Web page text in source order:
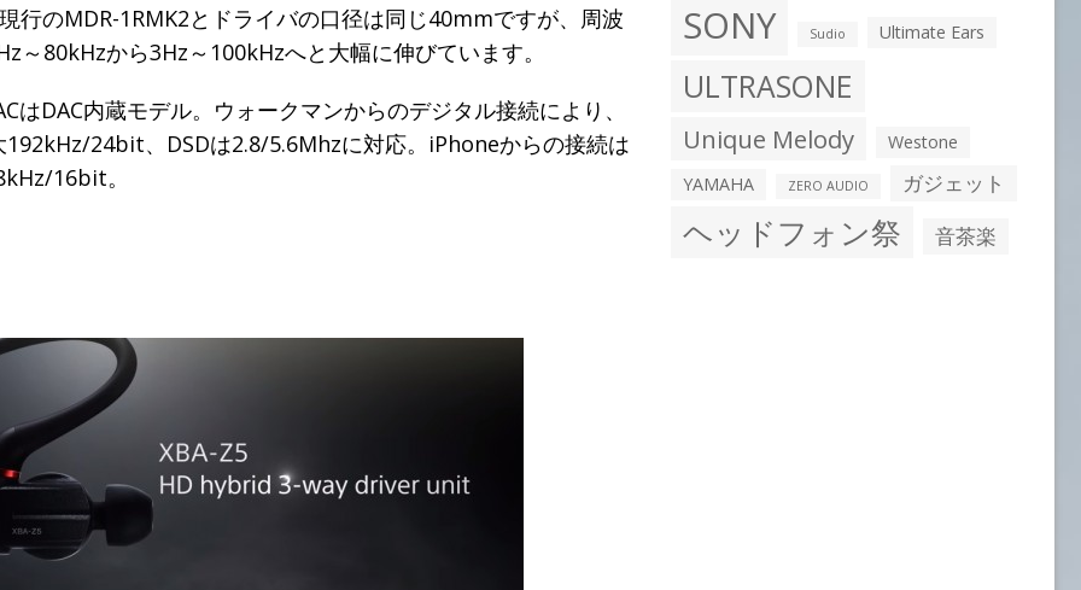
行のMDR-1RMK2とドライバの口径は同じ40mmですが、周波
～80kHzから3Hz～100kHzへと大幅に伸びています。
はDAC内蔵モデル。ウォークマンからのデジタル接続により、
192kHz/24bit、DSDは2.8/5.6Mhzに対応。iPhoneからの接続は
16bit。
SONY Sudio Ultimate Ears
ULTRASONE
Unique Melody
Westone
YAMAHA
ZERO AUDIO ガジェット
ヘッドフォン祭 音茶楽